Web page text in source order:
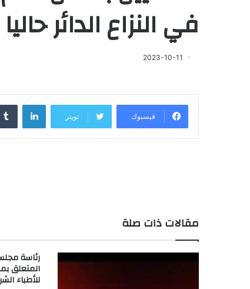
في النزاع الدائر حاليا
2023-10-11
فيسبوك تويتر
لينكدإن
مقالات ذات صلة
رئاسة مجلس
المتعلق
للأطباء